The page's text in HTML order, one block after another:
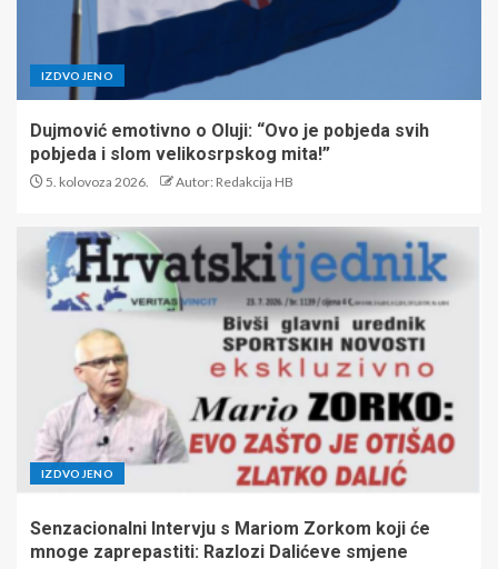
IZDVOJENO
Dujmović emotivno o Oluji: “Ovo je pobjeda svih
pobjeda i slom velikosrpskog mita!”
5. kolovoza 2026. Autor: Redakcija HB
IZDVOJENO
Senzacionalni Intervju s Mariom Zorkom koji će
mnoge zaprepastiti: Razlozi Dalićeve smjene